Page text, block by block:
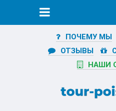
ПОЧЕМУ МЫ
ОТЗЫВЫ
НАШИ